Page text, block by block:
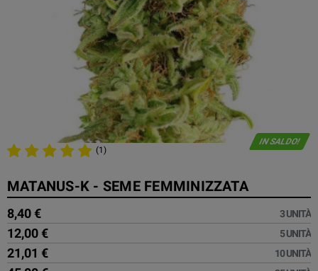
IN SALDO!
(1)
MATANUS-K - SEME FEMMINIZZATA
8,40 € 3 UNITÀ
12,00 € 5 UNITÀ
21,01 € 10 UNITÀ